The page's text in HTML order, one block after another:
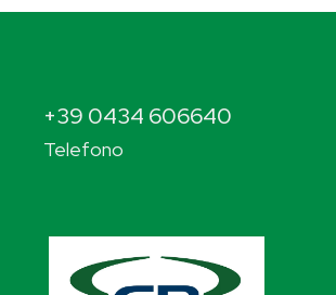
+39 0434 606640
Telefono